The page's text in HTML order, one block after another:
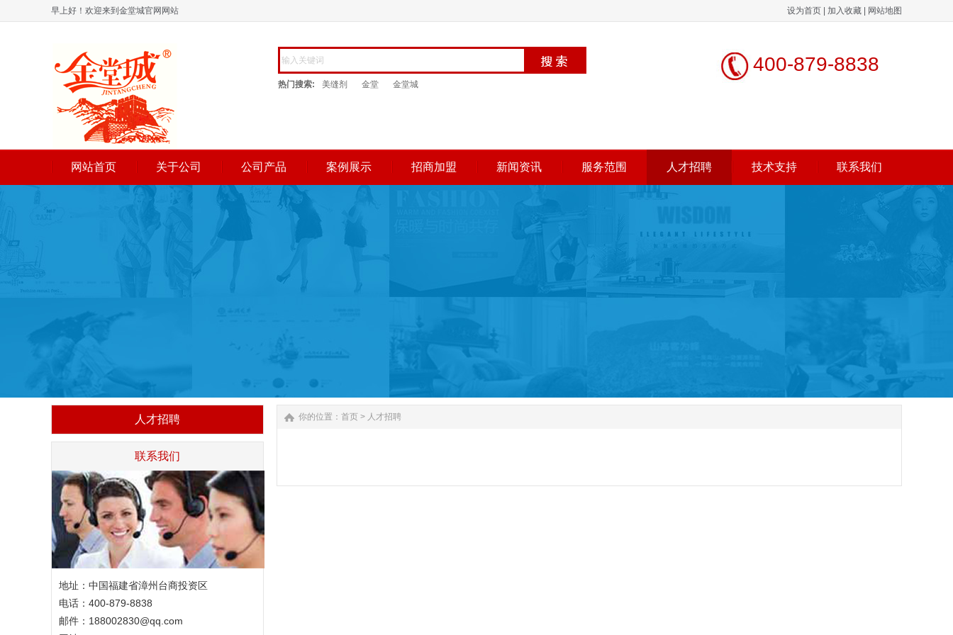
早上好！欢迎来到金堂城官网网站 设为首页 加入收藏 网站地图
热门搜索: 美缝剂 金堂 金堂城
400-879-8838
网站首页 关于公司 公司产品 案例展示 招商加盟 新闻资讯 服务范围 人才招聘 技术支持 联系我们
人才招聘
联系我们
地址：中国福建省漳州台商投资区
电话：400-879-8838
邮件：188002830@qq.com
你的位置： 首页 > 人才招聘